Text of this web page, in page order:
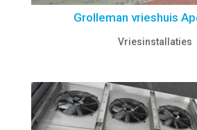
Grolleman vrieshuis
Vriesinstallaties